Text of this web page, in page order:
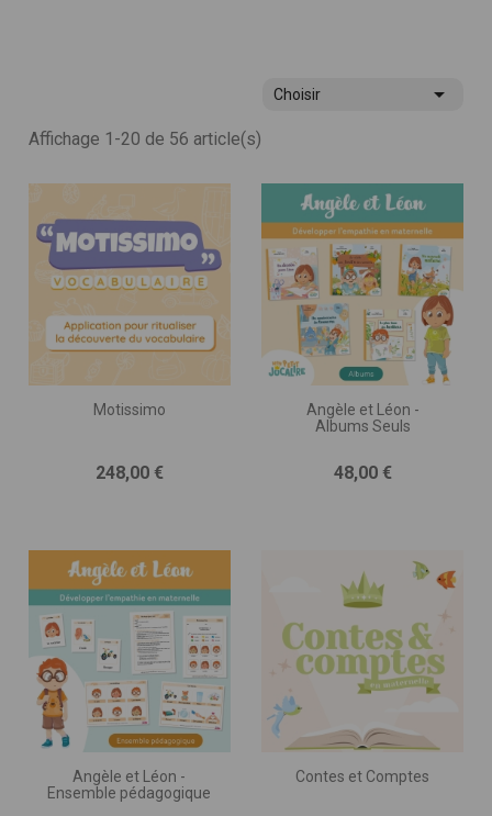
Choisir 
Affichage 1-20 de 56 article(s)
Motissimo
Prix
248,00 €
Angèle et Léon -
Albums Seuls
Prix
48,00 €
Angèle et Léon -
Ensemble pédagogique
Contes et Comptes